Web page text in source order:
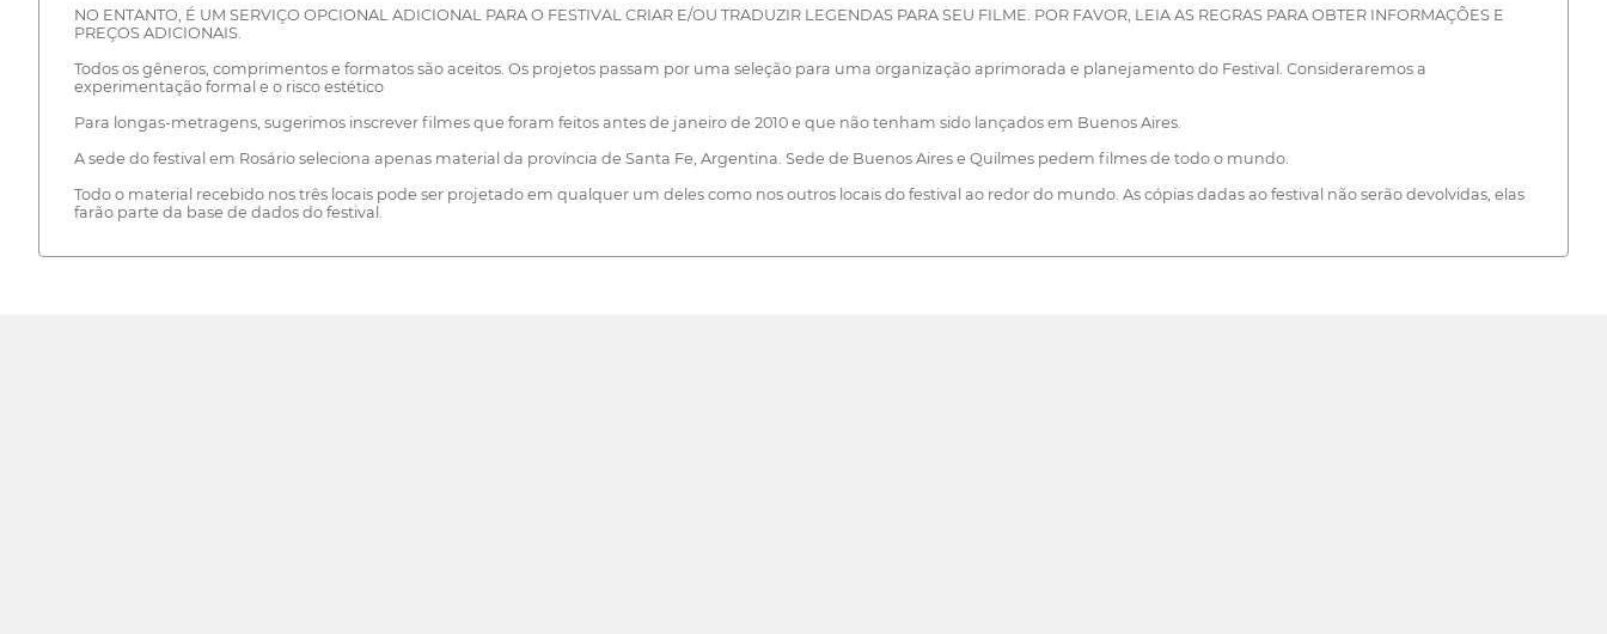
NO ENTANTO, É UM SERVIÇO OPCIONAL ADICIONAL PARA O FESTIVAL CRIAR E/OU TRADUZIR LEGENDAS PARA SEU FILME. POR FAVOR, LEIA AS REGRAS PARA OBTER INFORMAÇÕES E
PREÇOS ADICIONAIS.
Todos os gêneros, comprimentos e formatos são aceitos. Os projetos passam por uma seleção para uma organização aprimorada e planejamento do Festival. Consideraremos a
experimentação formal e o risco estético
Para longas-metragens, sugerimos inscrever filmes que foram feitos antes de janeiro de 2010 e que não tenham sido lançados em Buenos Aires.
A sede do festival em Rosário seleciona apenas material da província de Santa Fe, Argentina. Sede de Buenos Aires e Quilmes pedem filmes de todo o mundo.
Todo o material recebido nos três locais pode ser projetado em qualquer um deles como nos outros locais do festival ao redor do mundo. As cópias dadas ao festival não serão devolvidas, elas
farão parte da base de dados do festival.